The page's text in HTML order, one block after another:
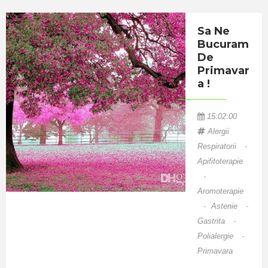
in UE;
aproape 1/2
din acest
consum este
Rezultatul ?
Dezastruos
asupra
organismului:
distrugerea
florei
microbiene
saprofite cu
aparitia
tulburarilor de
Sa Ne
Bucuram
De
Primavar
A !
15:02:00
Alergii
Respiratorii
-
Apifitoterapie
-
Aromoterapie
- Astenie
-
Gastrita
-
Polialergie
-
Primavara